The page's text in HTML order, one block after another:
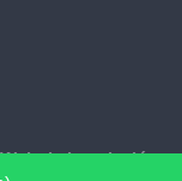
de instalación